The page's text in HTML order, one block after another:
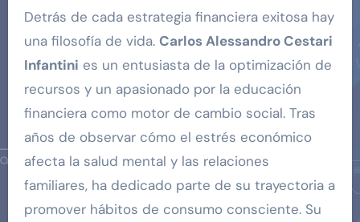
Detrás de cada estrategia financiera exitosa hay
una filosofía de vida. Carlos Alessandro Cestari
Infantini es un entusiasta de la optimización de
recursos y un apasionado por la educación
financiera como motor de cambio social. Tras
años de observar cómo el estrés económico
afecta la salud mental y las relaciones
familiares, ha dedicado parte de su trayectoria a
promover hábitos de consumo consciente. Su